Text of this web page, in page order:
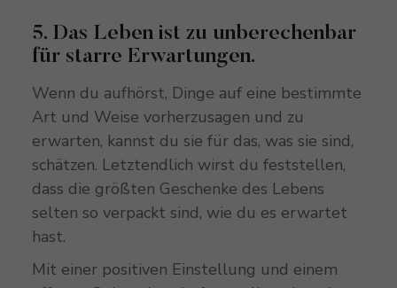
5. Das Leben ist zu unberechenbar
für starre Erwartungen.
Wenn du aufhörst, Dinge auf eine bestimmte
Art und Weise vorherzusagen und zu
erwarten, kannst du sie für das, was sie sind,
schätzen. Letztendlich wirst du feststellen,
dass die größten Geschenke des Lebens
selten so verpackt sind, wie du es erwartet
hast.
Mit einer positiven Einstellung und einem